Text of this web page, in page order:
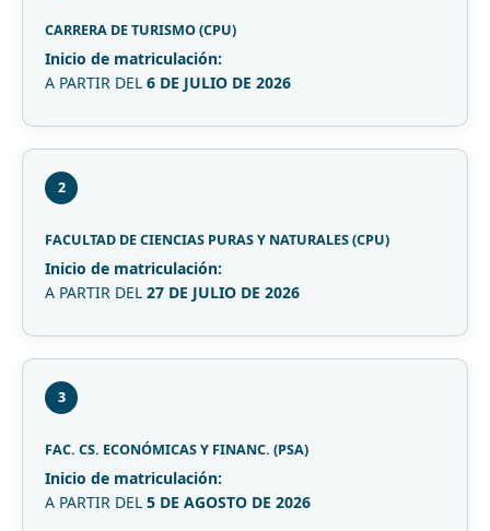
CARRERA DE TURISMO (CPU)
Inicio de matriculación:
A PARTIR DEL 6 DE JULIO DE 2026
2
FACULTAD DE CIENCIAS PURAS Y NATURALES (CPU)
Inicio de matriculación:
A PARTIR DEL 27 DE JULIO DE 2026
3
FAC. CS. ECONÓMICAS Y FINANC. (PSA)
Inicio de matriculación:
A PARTIR DEL 5 DE AGOSTO DE 2026